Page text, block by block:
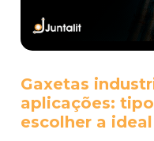
Gaxetas
aplicações:
escolher a ideal